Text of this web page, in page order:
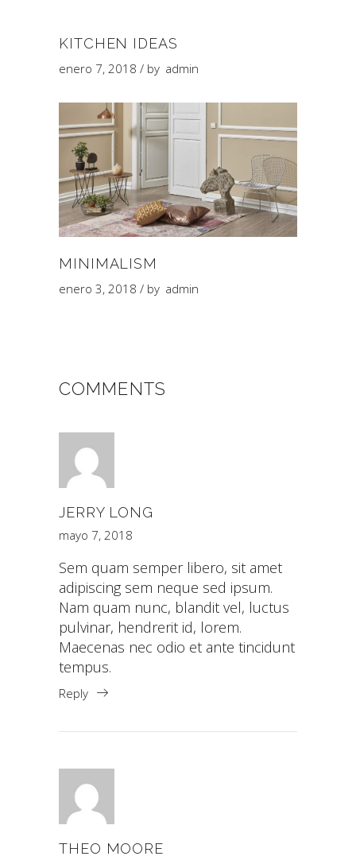
KITCHEN IDEAS
enero 7, 2018 by admin
MINIMALISM
enero 3, 2018 by admin
COMMENTS
JERRY LONG
mayo 7, 2018
Sem quam semper libero, sit amet
adipiscing sem neque sed ipsum.
Nam quam nunc, blandit vel, luctus
pulvinar, hendrerit id, lorem.
Maecenas nec odio et ante tincidunt
tempus.
Reply
THEO MOORE